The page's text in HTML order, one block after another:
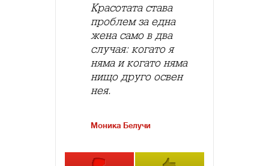
Красотата става
проблем за една
жена само в два
случая: когато я
няма и когато няма
нищо друго освен
нея.
Моника Белучи